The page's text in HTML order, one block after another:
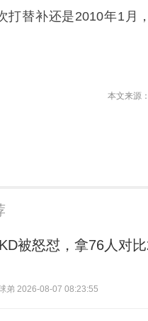
打替补还是2010年1月
本文来源
KD被怒怼，拿76人对
弟 2026-08-07 08:23:55